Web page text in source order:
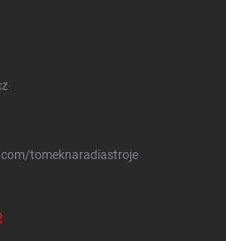
tomeknaradiastroje